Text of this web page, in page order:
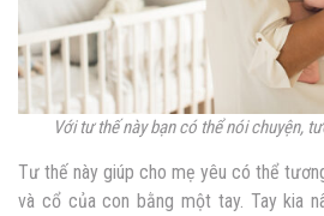
Với tư thế này bạn có thể nói chuyện,
Tư thế này giúp cho mẹ yêu có thể
và cổ của con bằng một tay. Tay kia